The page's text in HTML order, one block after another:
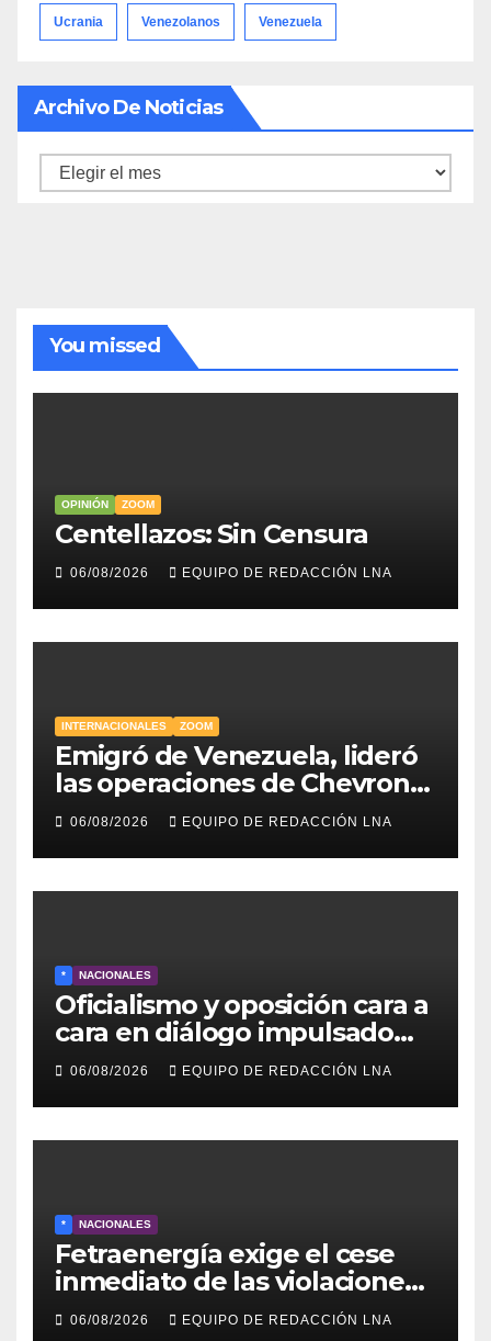
Ucrania Venezolanos Venezuela
Archivo De Noticias
Archivo
You missed
OPINIÓN ZOOM
Centellazos: Sin Censura
06/08/2026 EQUIPO DE REDACCIÓN LNA
INTERNACIONALES ZOOM
Emigró de Venezuela, lideró
las operaciones de Chevron
en EE.UU. y hoy es la única
mujer CEO en Vaca Muerta
06/08/2026 EQUIPO DE REDACCIÓN LNA
* NACIONALES
Oficialismo y oposición cara a
cara en diálogo impulsado
por EE UU: las claves
06/08/2026 EQUIPO DE REDACCIÓN LNA
* NACIONALES
Fetraenergía exige el cese
inmediato de las violaciones
a los derechos laborales en la
06/08/2026 EQUIPO DE REDACCIÓN LNA